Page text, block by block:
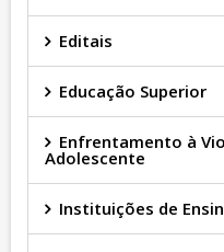
Editais
Educação Superior
Enfrentamento à
Adolescente
Instituições de